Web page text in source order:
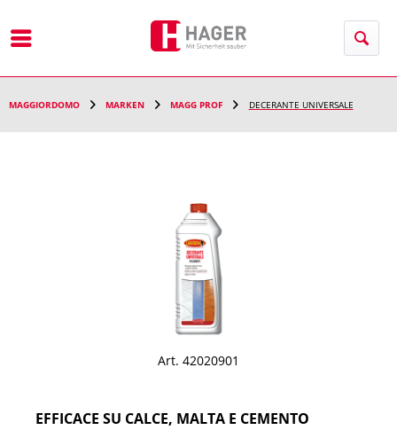
MAGGIORDOMO MARKEN MAGG PROF DECERANTE UNIVERSALE
Art. 42020901
EFFICACE SU CALCE, MALTA E CEMENTO